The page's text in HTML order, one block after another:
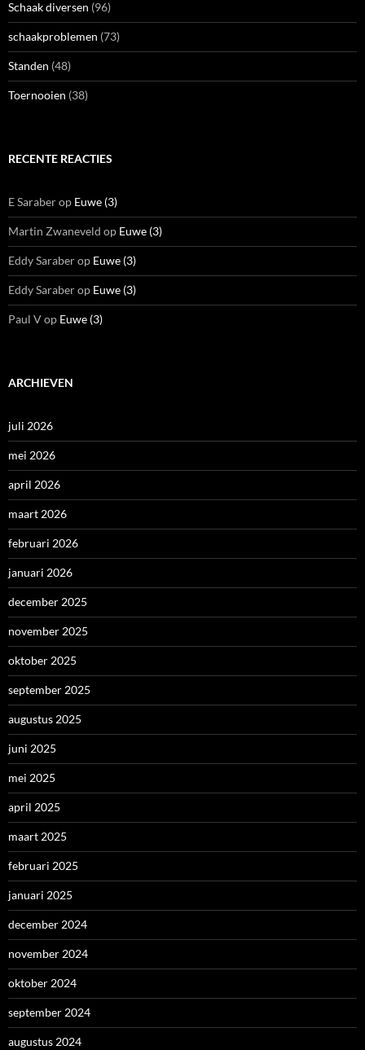
Schaak diversen (96)
schaakproblemen (73)
Standen (48)
Toernooien (38)
RECENTE REACTIES
E Saraberop Euwe (3)
Martin Zwaneveld op Euwe (3)
Eddy Saraberop Euwe (3)
Eddy Saraberop Euwe (3)
Paul Vop Euwe (3)
ARCHIEVEN
juli 2026
mei 2026
april 2026
maart 2026
februari 2026
januari 2026
december 2025
november 2025
oktober 2025
september 2025
augustus 2025
juni 2025
mei 2025
april 2025
maart 2025
februari 2025
januari 2025
december 2024
november 2024
oktober 2024
september 2024
augustus 2024